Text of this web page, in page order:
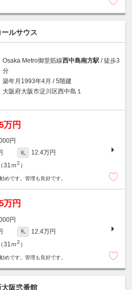
ルサウス
Osaka Metro御堂筋線西中島南方駅 / 徒歩3
分
築年月1993年4月 / 5階建
大阪府大阪市淀川区西中島１
万円
円
礼
12.4万円
31ｍ2 ）
めです。管理も良好です。
万円
円
礼
12.4万円
31ｍ2 ）
めです。管理も良好です。
阪弐番館